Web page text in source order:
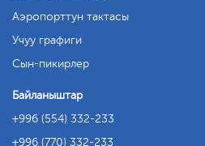
Аэропорттун тактасы
Учуу графиги
Сын-пикирлер
Байланыштар
+996 (554) 332-233
+996 (770) 332-233